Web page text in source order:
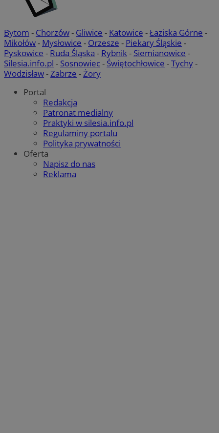
Bytom - Chorzów- Gliwice - Katowice -Łaziska Górne -
Mikołów- Mysłowice - Orzesze - Piekary Śląskie -
Pyskowice - Ruda Śląska - Rybnik- Siemianowice -
Silesia.info.pl - Sosnowiec- Świętochłowice -Tychy-
Wodzisław-Zabrze -Żory
Portal
Redakcja
Patronat medialny
Praktyki w silesia.info.pl
Regulaminy portalu
Polityka prywatności
Oferta
Napisz do nas
Reklama